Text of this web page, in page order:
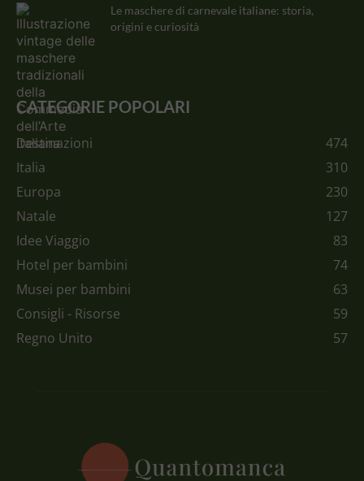
Le maschere di carnevale italiane: storia,
origini e curiosità
CATEGORIE POPOLARI
Destinazioni
474
Italia
310
Europa
230
Natale
127
Idee Viaggio
83
Hotel per bambini
74
Musei per bambini
63
Consigli - Risorse
59
Regno Unito
57